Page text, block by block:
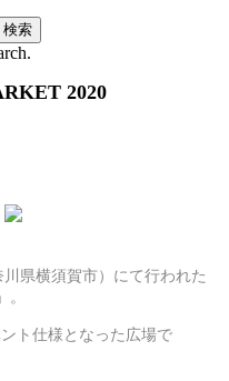
2020
県横須賀市）にて行われた
ト仕様となった広場で